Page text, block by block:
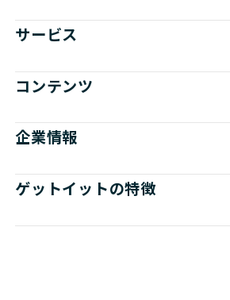
サービス
コンテンツ
企業情報
ゲットイットの特徴